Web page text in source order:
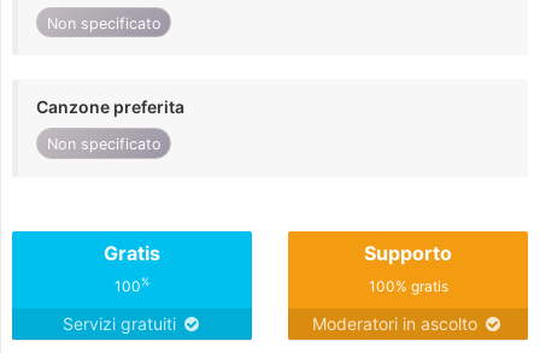
Non specificato
Canzone preferita
Non specificato
Gratis
100%
Servizi gratuiti
Supporto
100% gratis
Moderatori in ascolto